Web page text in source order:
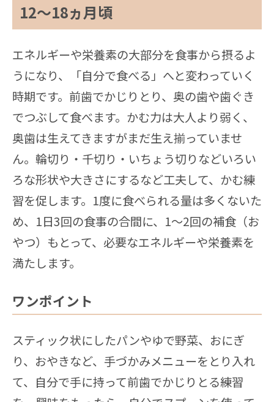
12～18ヵ月頃
エネルギーや栄養素の大部分を食事から摂るよ
うになり、「自分で食べる」へと変わっていく
時期です。前歯でかじりとり、奥の歯や歯ぐき
でつぶして食べます。かむ力は大人より弱く、
奥歯は生えてきますがまだ生え揃っていませ
ん。輪切り・千切り・いちょう切りなどいろい
ろな形状や大きさにするなど工夫して、かむ練
習を促します。1度に食べられる量は多くないた
め、1日3回の食事の合間に、1〜2回の補食（お
やつ）もとって、必要なエネルギーや栄養素を
満たします。
ワンポイント
スティック状にしたパンやゆで野菜、おにぎ
り、おやきなど、手づかみメニューをとり入れ
て、自分で手に持って前歯でかじりとる練習